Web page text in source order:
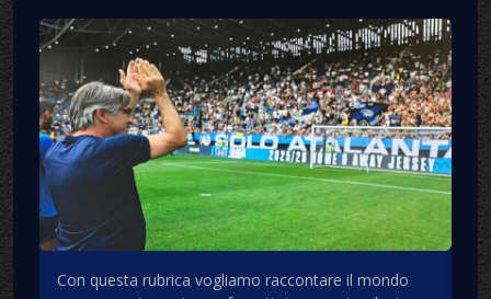
Con questa rubrica vogliamo raccontare il mondo